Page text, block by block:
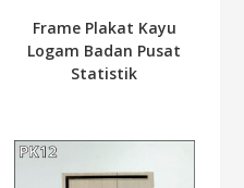
Frame Plakat Kayu
Logam Badan Pusat
Statistik